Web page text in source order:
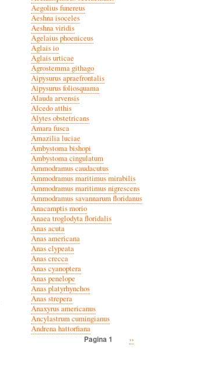
Aegolius funereus
Aeshna isoceles
Aeshna viridis
Agelaius phoeniceus
Aglais io
Aglais urticae
Agrostemma githago
Aipysurus apraefrontalis
Aipysurus foliosquama
Alauda arvensis
Alcedo atthis
Alytes obstetricans
Amara fusca
Amazilia luciae
Ambystoma bishopi
Ambystoma cingulatum
Ammodramus caudacutus
Ammodramus maritimus mirabilis
Ammodramus maritimus nigrescens
Ammodramus savannarum floridanus
Anacamptis morio
Anaea troglodyta floridalis
Anas acuta
Anas americana
Anas clypeata
Anas crecca
Anas cyanoptera
Anas penelope
Anas platyrhynchos
Anas strepera
Anaxyrus americanus
Ancylastrum cumingianus
Andrena hattorfiana
Pagina 1
Volgende
››